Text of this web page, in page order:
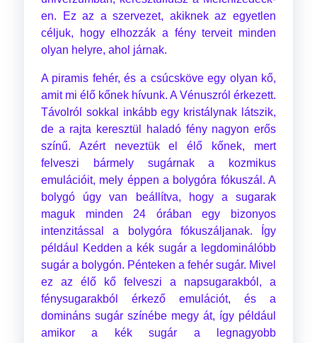
en. Ez az a szervezet, akiknek az egyetlen
céljuk, hogy elhozzák a fény terveit minden
olyan helyre, ahol járnak.
A piramis fehér, és a csúcsköve egy olyan kő,
amit mi élő kőnek hívunk. A Vénuszról érkezett.
Távolról sokkal inkább egy kristálynak látszik,
de a rajta keresztül haladó fény nagyon erős
színű. Azért neveztük el élő kőnek, mert
felveszi bármely sugárnak a kozmikus
emulációit, mely éppen a bolygóra fókuszál. A
bolygó úgy van beállítva, hogy a sugarak
maguk minden 24 órában egy bizonyos
intenzitással a bolygóra fókuszáljanak. Így
például Kedden a kék sugár a legdominálóbb
sugár a bolygón. Pénteken a fehér sugár. Mivel
ez az élő kő felveszi a napsugarakból, a
fénysugarakból érkező emulációt, és a
domináns sugár színébe megy át, így például
amikor a kék sugár a legnagyobb